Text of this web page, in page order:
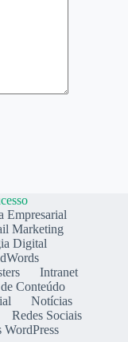
Empresarial
Marketing
Digital
Intranet
Conteúdo
Notícias
Redes Sociais
WordPress